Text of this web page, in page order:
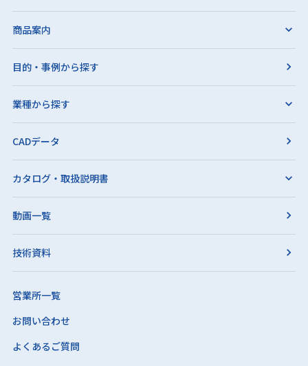
商品案内
目的・事例から探す
業種から探す
CADデータ
カタログ・取扱説明書
動画一覧
技術資料
営業所一覧
お問い合わせ
よくあるご質問